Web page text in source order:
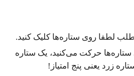
لطفا روی ستاره‌ها کلیک کنید.
حرکت می‌کنید، یک ستاره
زرد یعنی پنج امتیاز!